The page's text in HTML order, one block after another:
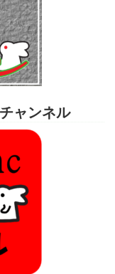
ャンネル